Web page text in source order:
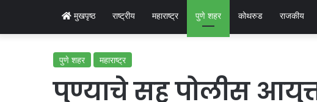
मुखपृष्ठ राष्ट्रीय महाराष्ट्र पुणे शहर कोथरुड राजकीय
पुणे शहर महाराष्ट्र
पुण्याचे सह पोलीस